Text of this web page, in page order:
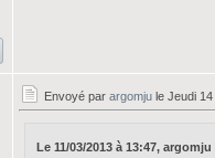
Envoyé par argomju le Jeudi
Le 11/03/2013 à 13:47,